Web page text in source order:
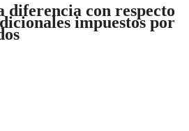
con respecto
impuestos por